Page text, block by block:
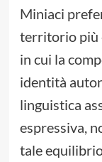
Miniaci
territorio più
in cui la
identità
linguistica
espressiva,
tale